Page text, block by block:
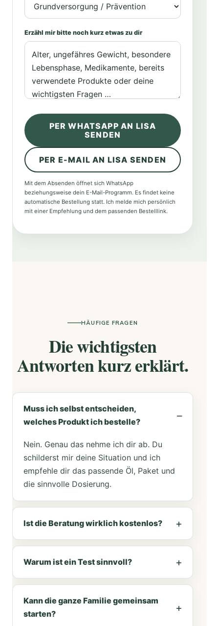
Erzähl mir bitte noch kurz etwas zu dir
PER WHATSAPP AN LISA
SENDEN
PER E-MAIL AN LISA SENDEN
Mit dem Absenden öffnet sich WhatsApp
beziehungsweise dein E-Mail-Programm. Es findet keine
automatische Bestellung statt. Ich melde mich persönlich
mit einer Empfehlung und dem passenden Bestelllink.
HÄUFIGE FRAGEN
Die wichtigsten
Antworten kurz erklärt.
Muss ich selbst entscheiden,
welches Produkt ich bestelle?
Nein. Genau das nehme ich dir ab. Du
schilderst mir deine Situation und ich
empfehle dir das passende Öl, Paket und
die sinnvolle Dosierung.
Ist die Beratung wirklich kostenlos?
Warum ist ein Test sinnvoll?
Kann die ganze Familie gemeinsam
starten?